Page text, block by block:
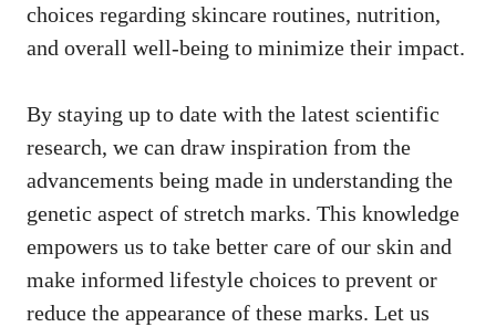
choices regarding skincare‌ routines, nutrition,
and overall well-being​ to minimize ‌their⁢ impact.
By staying ⁤up to date with the⁣ latest scientific
research, we can draw inspiration from the⁤
advancements being ⁤made ​in understanding the
genetic aspect of stretch marks. This knowledge
empowers us to take better care of our skin and
make informed lifestyle choices to prevent or
reduce the ⁣appearance of‍ these‌ marks. Let us